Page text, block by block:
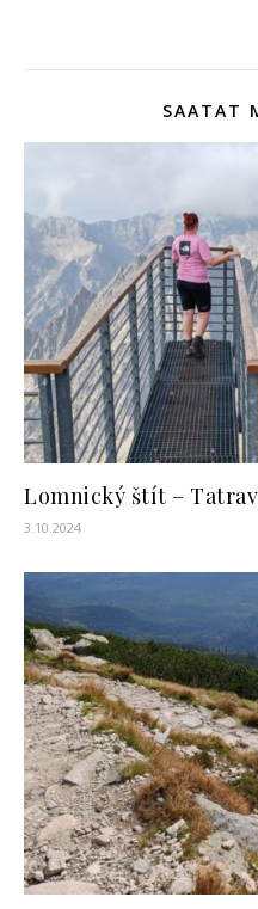
SAATAT
Lomnický štít –
3.10.2024